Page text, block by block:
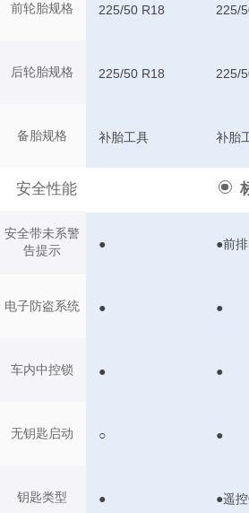
前轮胎规格
后轮胎规格
备胎规格
安全性能
安全带未系警
告提示
电子防盗系统
车内中控锁
无钥匙启动
钥匙类型
225/50 R18 225/
225/50 R18 225/
补胎工具 补胎
● ●前排
● ●
● ●
○ ●
● ●遥